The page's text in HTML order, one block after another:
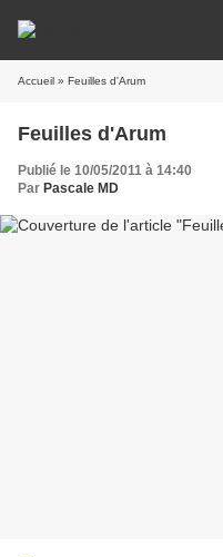
Accueil » Feuilles d'Arum
Feuilles d'Arum
Publié le 10/05/2011 à 14:40
Par Pascale MD